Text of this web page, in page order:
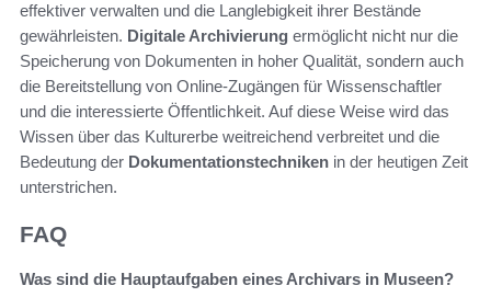
effektiver verwalten und die Langlebigkeit ihrer Bestände
gewährleisten. Digitale Archivierung ermöglicht nicht nur die
Speicherung von Dokumenten in hoher Qualität, sondern auch
die Bereitstellung von Online-Zugängen für Wissenschaftler
und die interessierte Öffentlichkeit. Auf diese Weise wird das
Wissen über das Kulturerbe weitreichend verbreitet und die
Bedeutung der Dokumentationstechniken in der heutigen Zeit
unterstrichen.
FAQ
Was sind die Hauptaufgaben eines Archivars in Museen?